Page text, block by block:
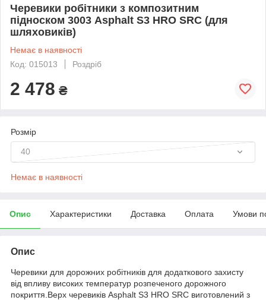
Черевики робітники з композитним
підноском 3003 Asphalt S3 HRO SRC (для
шляховиків)
Немає в наявності
Код: 015013
Роздріб
2 478 ₴
Розмір
40
Немає в наявності
Опис Характеристики Доставка Оплата Умови
Опис
Черевики для дорожних робітників для додаткового захисту
від впливу високих температур розпеченого дорожного
покриття.Верх черевиків Asphalt S3 HRO SRC виготовлений з